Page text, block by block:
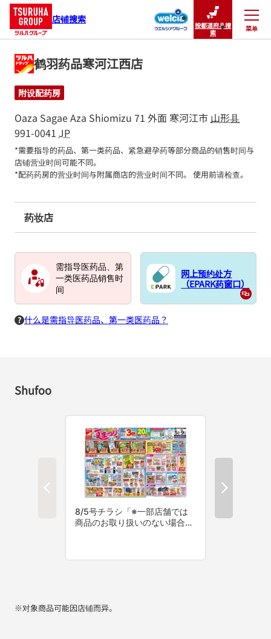
店铺搜索
按都道府县搜
索
菜单
关闭
鹤羽药品寒河江西店
附设配药房
Oaza Sagae Aza Shiomizu 71 外面 寒河江市 山形县
991-0041 JP
*需要指导的药品、第一类药品、紧急避孕药等部分商品的销售时间与
店铺营业时间可能不同。
*配药药房的营业时间与附属商店的营业时间不同。 使用前请检查。
药妆店
需指导医药品、第
一类医药品销售时
间
网上预约处方
（EPARK药窗口）
什么是需指导医药品、第一类医药品？
Shufoo
※对象商品可能因店铺而异。